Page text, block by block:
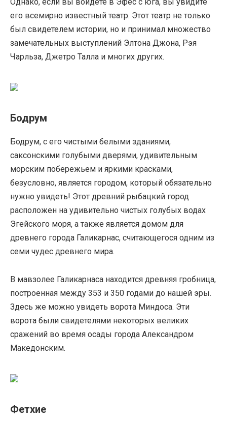
его всемирно известный театр. Этот театр не только
был свидетелем истории, но и принимал множество
замечательных выступлений Элтона Джона, Рэя
Чарльза, Джетро Талла и многих других.
Бодрум
Бодрум, с его чистыми белыми зданиями,
саксонскими голубыми дверями, удивительным
морским побережьем и яркими красками,
безусловно, является городом, который обязательно
нужно увидеть! Этот древний рыбацкий город
расположен на удивительно чистых голубых водах
Эгейского моря, а также является домом для
древнего города Галикарнас, считающегося одним из
семи чудес древнего мира.
В мавзолее Галикарнаса находится древняя гробница,
построенная между 353 и 350 годами до нашей эры.
Здесь же можно увидеть ворота Миндоса. Эти
ворота были свидетелями некоторых великих
сражений во время осады города Александром
Македонским.
Фетхие